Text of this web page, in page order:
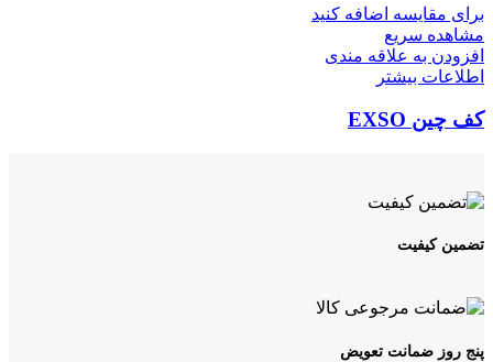
برای مقایسه اضافه کنید
مشاهده سریع
افزودن به علاقه مندی
اطلاعات بیشتر
کف چین EXSO
تضمین کیفیت
پنج روز ضمانت تعویض